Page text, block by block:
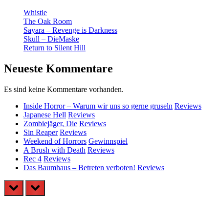
Whistle
The Oak Room
Sayara – Revenge is Darkness
Skull – DieMaske
Return to Silent Hill
Neueste Kommentare
Es sind keine Kommentare vorhanden.
Inside Horror – Warum wir uns so gerne gruseln Reviews
Japanese Hell Reviews
Zombiejäger, Die Reviews
Sin Reaper Reviews
Weekend of Horrors Gewinnspiel
A Brush with Death Reviews
Rec 4 Reviews
Das Baumhaus – Betreten verboten! Reviews
prev next